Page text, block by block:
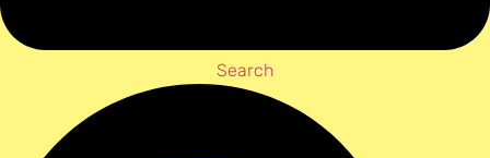
Search